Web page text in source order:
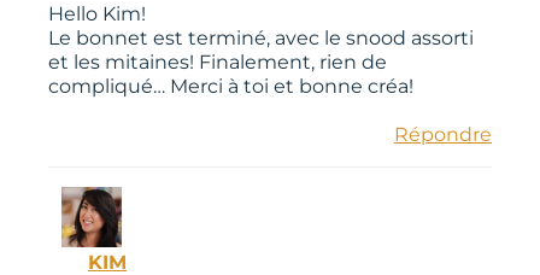
Hello Kim!
Le bonnet est terminé, avec le snood assorti
et les mitaines! Finalement, rien de
compliqué… Merci à toi et bonne créa!
Répondre
KIM